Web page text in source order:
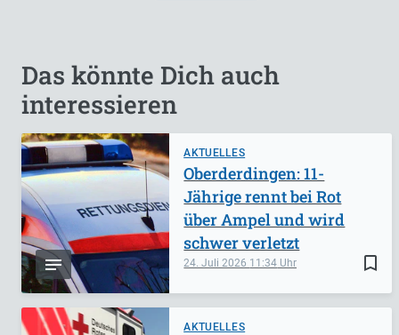
Das könnte Dich auch
interessieren
AKTUELLES
bookmark_border
24. Juli 2026 11:34
Oberderdingen: 11-
Jährige rennt bei Rot
über Ampel und wird
schwer verletzt
AKTUELLES